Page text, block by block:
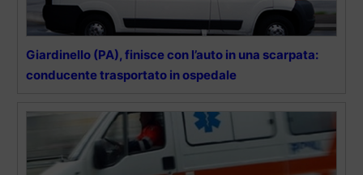
Giardinello (PA), finisce con l’auto in una scarpata:
conducente trasportato in ospedale